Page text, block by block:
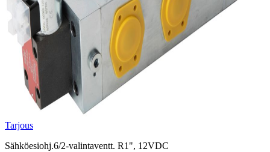
Tarjous
Sähköesiohj.6/2-valintaventt. R1", 12VDC